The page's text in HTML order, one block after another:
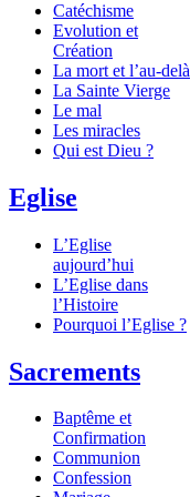
Catéchisme
Evolution et
Création
La mort et l’au-delà
La Sainte Vierge
Le mal
Les miracles
Qui est Dieu ?
Eglise
L’Eglise
aujourd’hui
L’Eglise dans
l’Histoire
Pourquoi l’Eglise ?
Sacrements
Baptême et
Confirmation
Communion
Confession